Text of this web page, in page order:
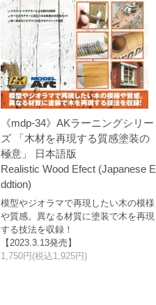
《mdp-34》AKラーニングシリー
ズ 「木材を再現する質感塗装の
極意」 日本語版
Realistic Wood Efect (Japanese E
ddtion)
模型やジオラマで再現したい木の模様
や質感。異なる材質に塗装で木を再現
する技法を収録！
【2023.3.13発売】
1,750円(税込1,925円)